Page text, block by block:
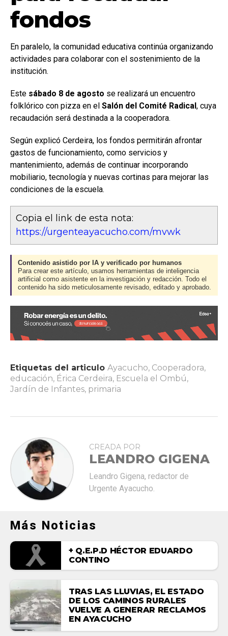
fondos
En paralelo, la comunidad educativa continúa organizando
actividades para colaborar con el sostenimiento de la
institución.
Este sábado 8 de agosto se realizará un encuentro
folklórico con pizza en el Salón del Comité Radical, cuya
recaudación será destinada a la cooperadora.
Según explicó Cerdeira, los fondos permitirán afrontar
gastos de funcionamiento, como servicios y
mantenimiento, además de continuar incorporando
mobiliario, tecnología y nuevas cortinas para mejorar las
condiciones de la escuela.
Copia el link de esta nota:
https://urgenteayacucho.com/mvwk
Contenido asistido por IA y verificado por humanos
Para crear este artículo, usamos herramientas de inteligencia
artificial como asistente en la investigación y redacción. Todo el
contenido ha sido meticulosamente revisado, editado y aprobado.
Etiquetas del articulo Ayacucho, Cooperadora,
educación, Érica Cerdeira, Escuela el Ombú,
Jardín de Infantes, primaria
CREADA POR
LEANDRO GIGENA
Leandro Gigena, redactor de
Urgente Ayacucho.
Más Noticias
+ Q.E.P.D HÉCTOR EDUARDO
CONTINO
TRAS LAS LLUVIAS, EL ESTADO
DE LOS CAMINOS RURALES
VUELVE A GENERAR RECLAMOS
EN AYACUCHO